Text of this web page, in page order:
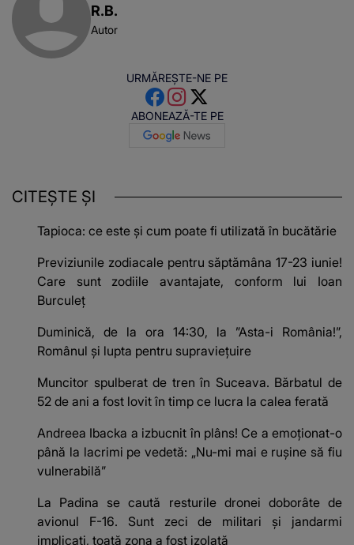
R.B.
Autor
URMĂREȘTE-NE PE
ABONEAZĂ-TE PE
CITEȘTE ȘI
Tapioca: ce este și cum poate fi utilizată în bucătărie
Previziunile zodiacale pentru săptămâna 17-23 iunie!
Care sunt zodiile avantajate, conform lui Ioan
Burculeț
Duminică, de la ora 14:30, la ”Asta-i România!”,
Românul și lupta pentru supraviețuire
Muncitor spulberat de tren în Suceava. Bărbatul de
52 de ani a fost lovit în timp ce lucra la calea ferată
Andreea Ibacka a izbucnit în plâns! Ce a emoționat-o
până la lacrimi pe vedetă: „Nu-mi mai e rușine să fiu
vulnerabilă”
La Padina se caută resturile dronei doborâte de
avionul F-16. Sunt zeci de militari și jandarmi
implicați, toată zona a fost izolată